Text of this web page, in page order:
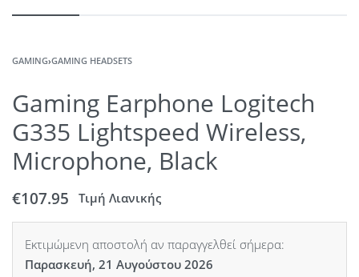
GAMING›GAMING HEADSETS
Gaming Earphone Logitech
G335 Lightspeed Wireless,
Microphone, Black
€107.95 Τιμή Λιανικής
Εκτιμώμενη αποστολή αν παραγγελθεί σήμερα:
Παρασκευή, 21 Αυγούστου 2026